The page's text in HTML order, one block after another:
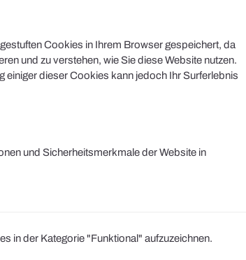
Cookies in Ihrem Browser gespeichert, da
und zu verstehen, wie Sie diese Website nutzen.
einiger dieser Cookies kann jedoch Ihr Surferlebnis
und Sicherheitsmerkmale der Website in
in der Kategorie "Funktional" aufzuzeichnen.